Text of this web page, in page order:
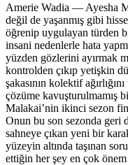
Amerie Wadia — Ayesha
değil de yaşanmış gibi
öğrenip uygulayan türden
insani nedenlerle hata
yüzden gözlerini ayırmak
kontrolden çıkıp yetişkin
şakasının kolektif
çözüme kavuşturulmamış
Malakai’nin ikinci sezon
Onun bu son sezonda geri
sahneye çıkan yeni bir
yüzeyin altında taşınan
ettiğin her şey en çok önem